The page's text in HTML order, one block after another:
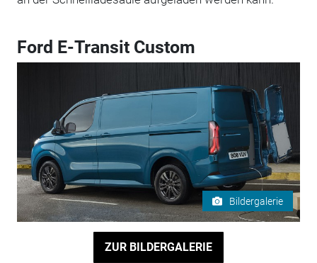
Ford E-Transit Custom
Bildergalerie
ZUR BILDERGALERIE